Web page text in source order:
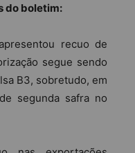
do boletim:
recuo de
segue sendo
B3, sobretudo, em
segunda safra no